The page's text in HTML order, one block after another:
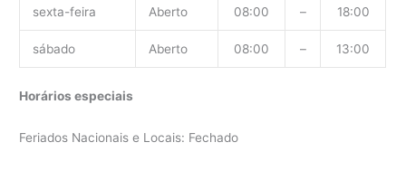
sexta-feira Aberto 08:00 – 18:00
sábado Aberto 08:00 – 13:00
Horários especiais
Feriados Nacionais e Locais: Fechado